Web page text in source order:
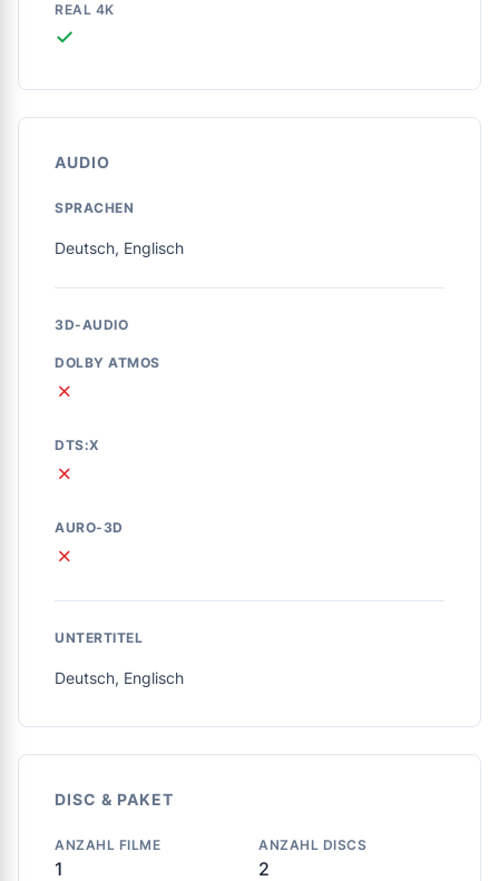
REAL 4K
✓
AUDIO
SPRACHEN
Deutsch, Englisch
3D-AUDIO
DOLBY ATMOS
✗
DTS:X
✗
AURO-3D
✗
UNTERTITEL
Deutsch, Englisch
DISC & PAKET
ANZAHL FILME
1
ANZAHL DISCS
2